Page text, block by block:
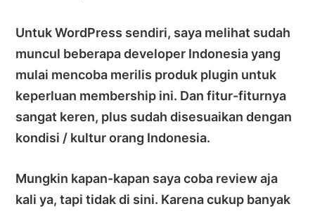
Untuk WordPress sendiri, saya melihat sudah
muncul beberapa developer Indonesia yang
mulai mencoba merilis produk plugin untuk
keperluan membership ini. Dan fitur-fiturnya
sangat keren, plus sudah disesuaikan dengan
kondisi / kultur orang Indonesia.
Mungkin kapan-kapan saya coba review aja
kali ya, tapi tidak di sini. Karena cukup banyak